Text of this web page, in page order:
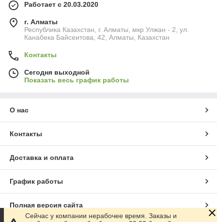
Работает с 20.03.2020
г. Алматы
Республика Казахстан, г. Алматы, мкр Улжан - 2, ул.
Канабека Байсеитова, 42, Алматы, Казахстан
Контакты
Сегодня выходной
Показать весь график работы
О нас
Контакты
Доставка и оплата
График работы
Полная версия сайта
Сейчас у компании нерабочее время. Заказы и